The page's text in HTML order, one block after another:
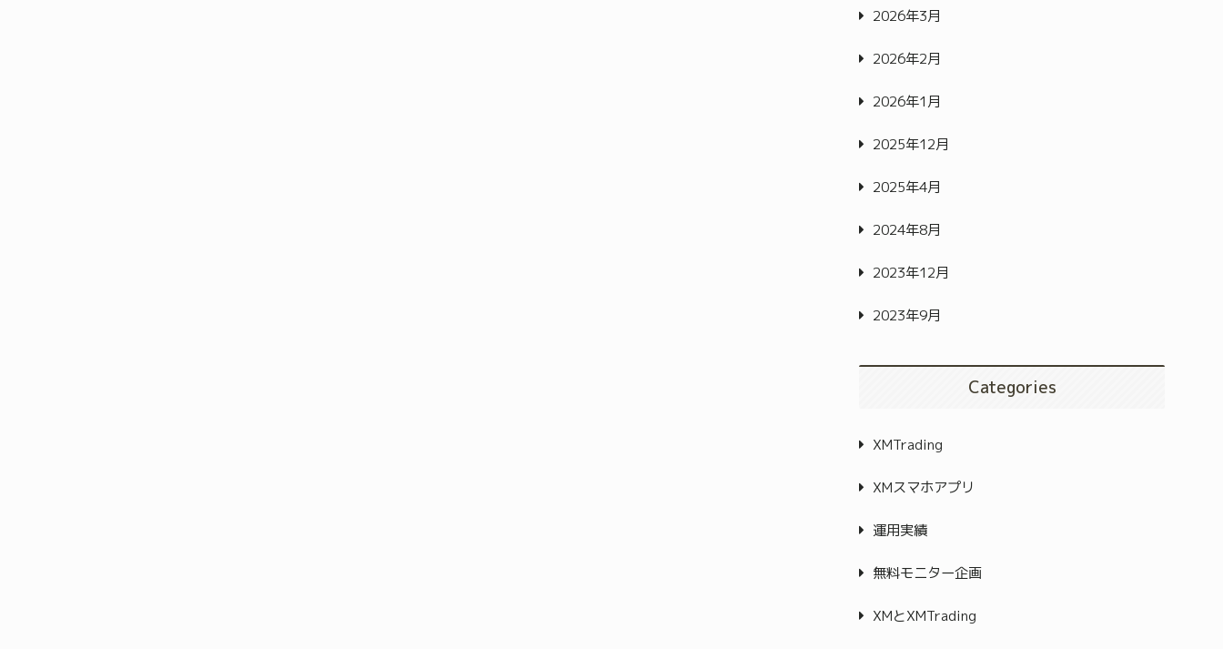
2026年3月
2026年2月
2026年1月
2025年12月
2025年4月
2024年8月
2023年12月
2023年9月
Categories
XMTrading
XMスマホアプリ
運用実績
無料モニター企画
XMとXMTrading